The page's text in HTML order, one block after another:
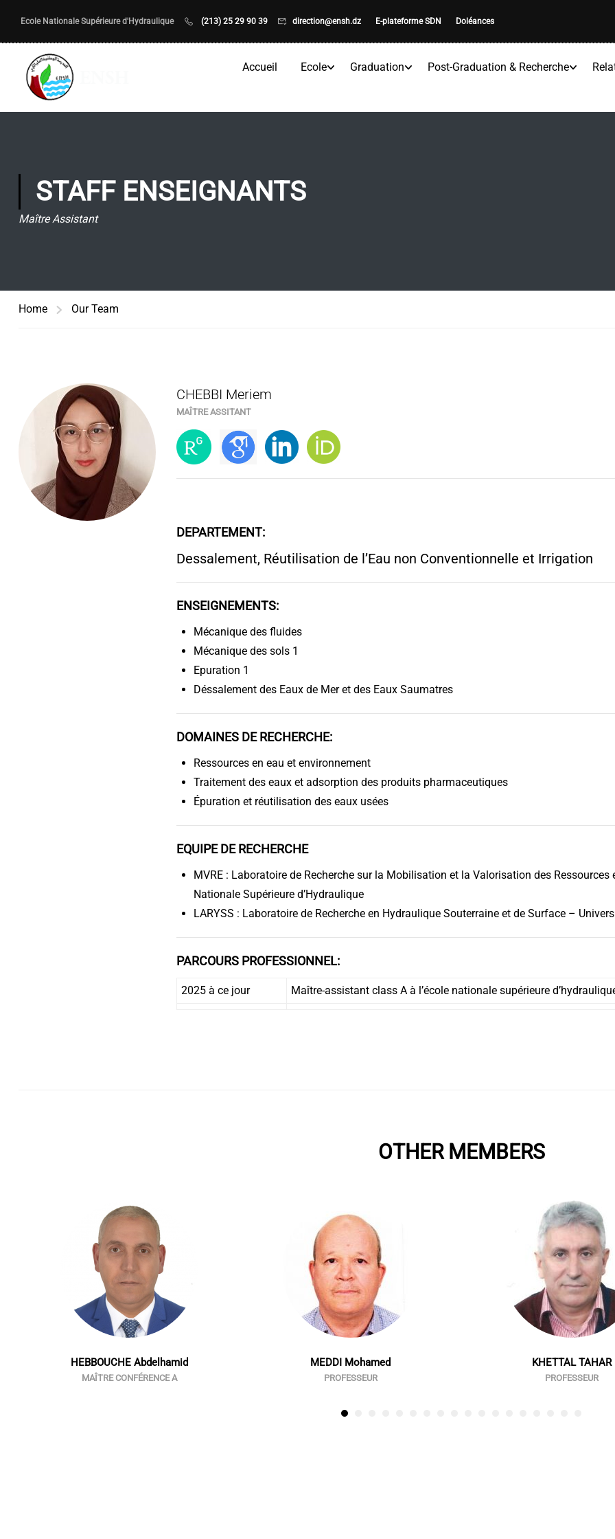
Ecole Nationale Supérieure d'Hydraulique (213) 25 29 90 39 direction@ensh.dz E-plateforme SDN Doléances
Accueil Ecole Graduation Post-Graduation & Recherche
STAFF ENSEIGNANTS
Maître Assistant
Home Our Team
CHEBBI Meriem
MAÎTRE ASSITANT
DEPARTEMENT:
Dessalement, Réutilisation de l’Eau non Conventionnelle et Irrigation
ENSEIGNEMENTS:
Mécanique des fluides
Mécanique des sols 1
Epuration 1
Déssalement des Eaux de Mer et des Eaux Saumatres
DOMAINES DE RECHERCHE:
Ressources en eau et environnement
Traitement des eaux et adsorption des produits pharmaceutiques
Épuration et réutilisation des eaux usées
EQUIPE DE RECHERCHE
MVRE : Laboratoire de Recherche sur la Mobilisation et la Valorisation des Ressources
Nationale Supérieure d’Hydraulique
LARYSS : Laboratoire de Recherche en Hydraulique Souterraine et de Surface –
PARCOURS PROFESSIONNEL:
2025 à ce jour Maître-assistant class A à l’école nationale supérieure
OTHER MEMBERS
HEBBOUCHE Abdelhamid
MAÎTRE CONFÉRENCE A
MEDDI Mohamed
PROFESSEUR
KHETTAL TAHAR
PROFESSEUR